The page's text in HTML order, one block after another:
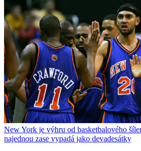
New York je výhru od basketbalového
najednou zase vypadá jako devadesátky